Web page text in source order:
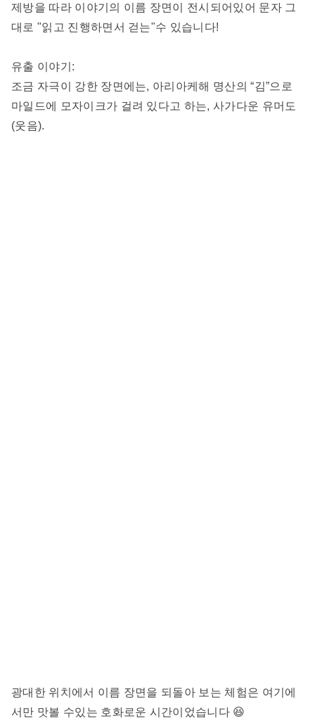
제방을 따라 이야기의 이름 장면이 전시되어있어 문자 그
대로 "읽고 진행하면서 걷는"수 있습니다!
유출 이야기:
조금 자극이 강한 장면에는, 아리아케해 명산의 “김”으로
마일드에 모자이크가 걸려 있다고 하는, 사가다운 유머도
(웃음).
광대한 위치에서 이름 장면을 되돌아 보는 체험은 여기에
서만 맛볼 수있는 호화로운 시간이었습니다 😆